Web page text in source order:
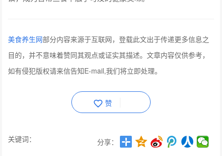
美食养生网部分内容来源于互联网，登载此文出于传递更多信息之
目的，并不意味着赞同其观点或证实其描述。文章内容仅供参考，
如有侵犯版权请来信告知E-mail,我们将立即处理。
赞
关键词： 分享：